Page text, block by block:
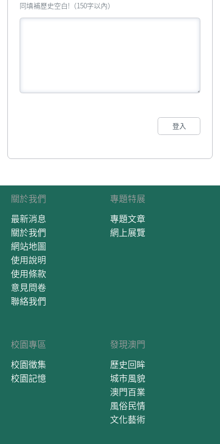
同填補歷史空白!（150字以內）
登入
關於我們
最新消息
關於我們
網站地圖
使用說明
使用條款
意見問卷
聯絡我們
專題特展
專題文章
網上展覽
校園專區
校園徵集
校園記憶
發現澳門
歷史回眸
城市風貌
澳門百業
風俗民情
文化藝術